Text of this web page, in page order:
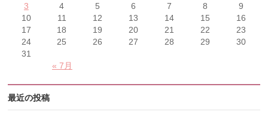
« 7月
3
4 5 6 7 8
9
10
11 12 13 14 15
16
17
18 19 20 21 22
23
24
25 26 27 28 29
30
31
最近の投稿